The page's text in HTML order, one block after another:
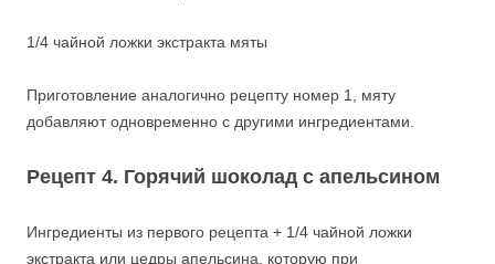
1/4 чайной ложки экстракта мяты
Приготовление аналогично рецепту номер 1, мяту
добавляют одновременно с другими ингредиентами.
Рецепт 4. Горячий шоколад с апельсином
Ингредиенты из первого рецепта + 1/4 чайной ложки
экстракта или цедры апельсина, которую при